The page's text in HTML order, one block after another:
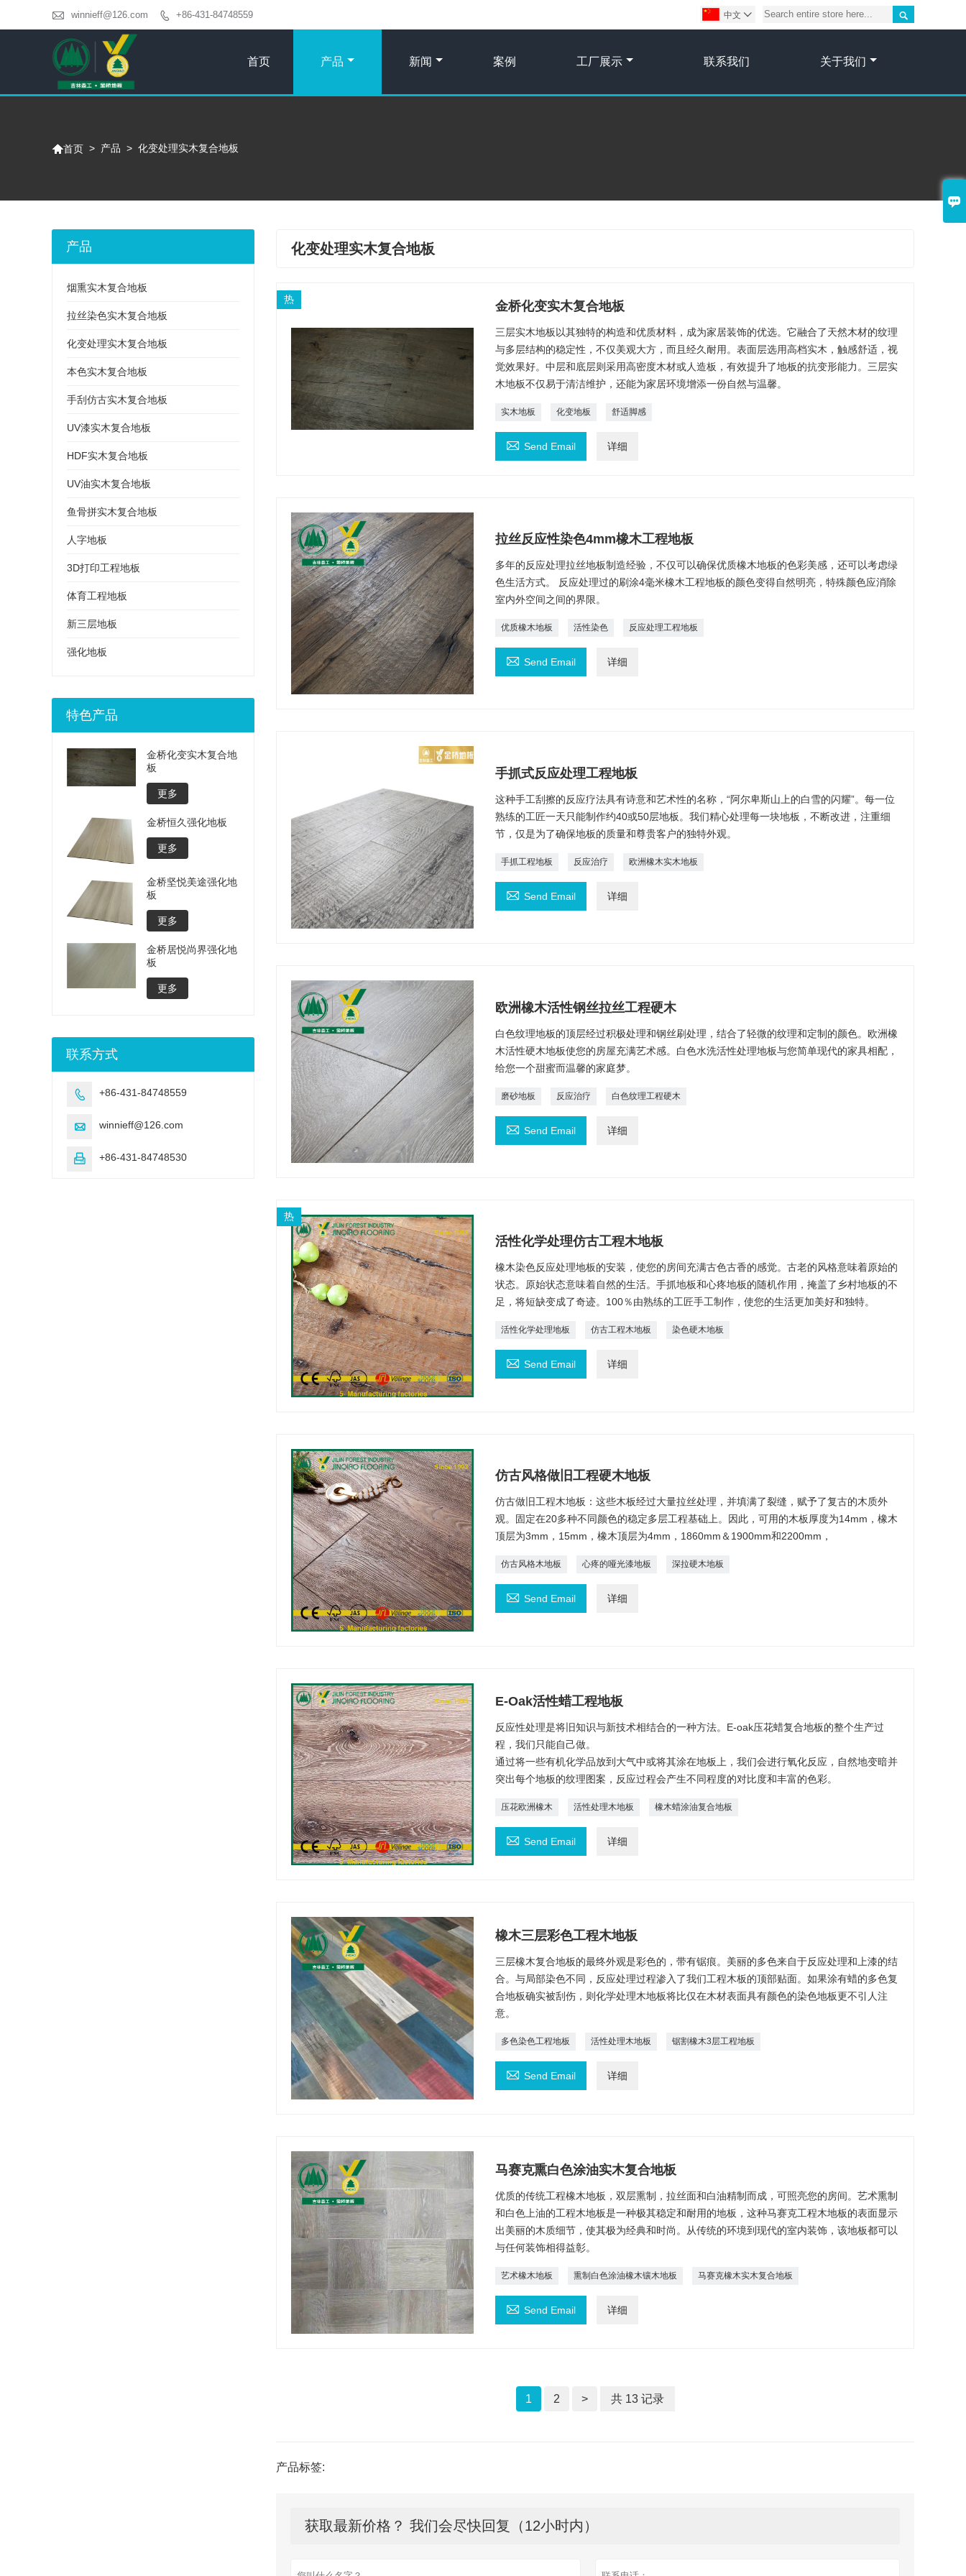

 winnieff@126.com  +86-431-84748559 
中文 
首页 产品 新闻 案例 工厂展示 联系我们 关于我们
首页 > 产品 > 化变处理实木复合地板
化变处理实木复合地板
热 金桥化变实木复合地板
三层实木地板以其独特的构造和优质材料，成为家居装饰的优选。它融合了天然木材的纹理
与多层结构的稳定性，不仅美观大方，而且经久耐用。表面层选用高档实木，触感舒适，视
觉效果好。中层和底层则采用高密度木材或人造板，有效提升了地板的抗变形能力。三层实
木地板不仅易于清洁维护，还能为家居环境增添一份自然与温馨。
实木地板 化变地板 舒适脚感
 Send Email 详细
拉丝反应性染色4mm橡木工程地板
多年的反应处理拉丝地板制造经验，不仅可以确保优质橡木地板的色彩美感，还可以考虑绿
色生活方式。 反应处理过的刷涂4毫米橡木工程地板的颜色变得自然明亮，特殊颜色应消除
室内外空间之间的界限。
优质橡木地板 活性染色 反应处理工程地板
 Send Email 详细
手抓式反应处理工程地板
这种手工刮擦​​的反应疗法具有诗意和艺术性的名称，“阿尔卑斯山上的白雪的闪耀”。每一位
熟练的工匠一天只能制作约40或50层地板。我们精心处理每一块地板，不断改进，注重细
节，仅是为了确保地板的质量和尊贵客户的独特外观。
手抓工程地板 反应治疗 欧洲橡木实木地板
 Send Email 详细
欧洲橡木活性钢丝拉丝工程硬木
白色纹理地板的顶层经过积极处理和钢丝刷处理，结合了轻微的纹理和定制的颜色。欧洲橡
木活性硬木地板使您的房屋充满艺术感。白色水洗活性处理地板与您简单现代的家具相配，
给您一个甜蜜而温馨的家庭梦。
磨砂地板 反应治疗 白色纹理工程硬木
 Send Email 详细
热
活性化学处理仿古工程木地板
橡木染色反应处理地板的安装，使您的房间充满古色古香的感觉。古老的风格意味着原始的
状态。原始状态意味着自然的生活。手抓地板和心疼地板的随机作用，掩盖了乡村地板的不
足，将短缺变成了奇迹。100％由熟练的工匠手工制作，使您的生活更加美好和独特。
活性化学处理地板 仿古工程木地板 染色硬木地板
 Send Email 详细
仿古风格做旧工程硬木地板
仿古做旧工程木地板：这些木板经过大量拉丝处理，并填满了裂缝，赋予了复古的木质外
观。固定在20多种不同颜色的稳定多层工程基础上。因此，可用的木板厚度为14mm，橡木
顶层为3mm，15mm，橡木顶层为4mm，1860mm＆1900mm和2200mm，
仿古风格木地板 心疼的哑光漆地板 深拉硬木地板
 Send Email 详细
E-Oak活性蜡工程地板
反应性处理是将旧知识与新技术相结合的一种方法。E-oak压花蜡复合地板的整个生产过
程，我们只能自己做。
通过将一些有机化学品放到大气中或将其涂在地板上，我们会进行氧化反应，自然地变暗并
突出每个地板的纹理图案，反应过程会产生不同程度的对比度和丰富的色彩。
压花欧洲橡木 活性处理木地板 橡木蜡涂油复合地板
 Send Email 详细
橡木三层彩色工程木地板
三层橡木复合地板的最终外观是彩色的，带有锯痕。美丽的多色来自于反应处理和上漆的结
合。与局部染色不同，反应处理过程渗入了我们工程木板的顶部贴面。如果涂有蜡的多色复
合地板确实被刮伤，则化学处理木地板将比仅在木材表面具有颜色的染色地板更不引人注
意。
多色染色工程地板 活性处理木地板 锯割橡木3层工程地板
 Send Email 详细
马赛克熏白色涂油实木复合地板
优质的传统工程橡木地板，双层熏制，拉丝面和白油精制而成，可照亮您的房间。艺术熏制
和白色上油的工程木地板是一种极其稳定和耐用的地板，这种马赛克工程木地板的表面显示
出美丽的木质细节，使其极为经典和时尚。从传统的环境到现代的室内装饰，该地板都可以
与任何装饰相得益彰。
艺术橡木地板 熏制白色涂油橡木镶木地板 马赛克橡木实木复合地板
 Send Email 详细
1 2 > 共 13 记录
产品标签:
获取最新价格？ 我们会尽快回复（12小时内）
产品
烟熏实木复合地板
拉丝染色实木复合地板
化变处理实木复合地板
本色实木复合地板
手刮仿古实木复合地板
UV漆实木复合地板
HDF实木复合地板
UV油实木复合地板
鱼骨拼实木复合地板
人字地板
3D打印工程地板
体育工程地板
新三层地板
强化地板
特色产品
金桥化变实木复合地
板
更多
金桥恒久强化地板
更多
金桥坚悦美途强化地
板
更多
金桥居悦尚界强化地
板
更多
联系方式
 +86-431-84748559
 winnieff@126.com
 +86-431-84748530